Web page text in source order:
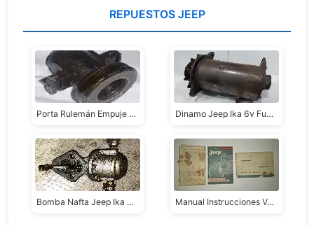
REPUESTOS JEEP
Porta Rulemán Empuje Jeep Ika Con Ruleman Usado Dinamo Jeep Ika 6v Funcionando (reparado)
Bomba Nafta Jeep Ika Motor Continental Manual Instrucciones Vehiculos -jeep - Gladiator - Land Rober *precio Unitario